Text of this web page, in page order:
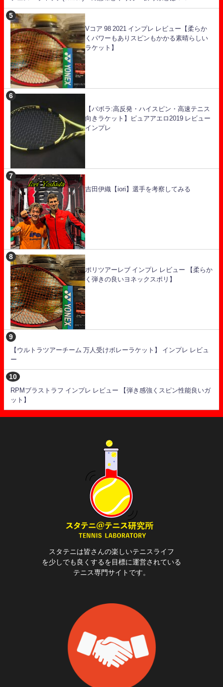
Vコア 98 2021 インプレ レビュー【柔らか
くパワーもありスピンもかかる素晴らしい
ラケット】
【バボラ:高反発・ハイスピン・高速テニス
向きラケット】ピュアアエロ2019 レビュー
インプレ
吉田伊織【iori】選手を考察してみる
ポリツアーレブ インプレ レビュー 【柔らか
く弾きの良いヨネックスポリ】
【ウルトラツアーチーム 万人受けボレーラケット】 インプレ レビュ
ー
RPMブラストラフ インプレ レビュー 【弾き感強くスピン性能良いガ
ット】
スタテニは皆さんの楽しいテニスライフ
を少しでも良くするを目標に運営されている
テニス専門サイトです。